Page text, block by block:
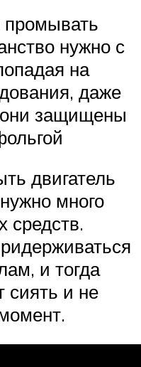
промывать
нужно с
на
даже
они защищены
двигатель
много
средств.
и тогда
сиять и не